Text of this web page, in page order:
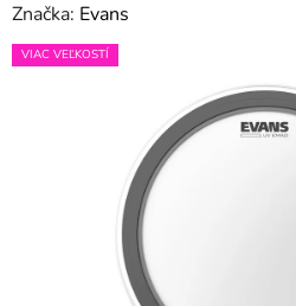
Značka: Evans
VIAC VEĽKOSTÍ